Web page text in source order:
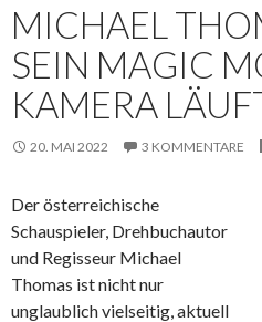
MICHAEL
SEIN MAGIC
KAMERA
20. MAI 2022 3 KOMMENTARE
Der österreichische
Schauspieler, Drehbuchautor
und Regisseur Michael
Thomas ist nicht nur
unglaublich vielseitig, aktuell